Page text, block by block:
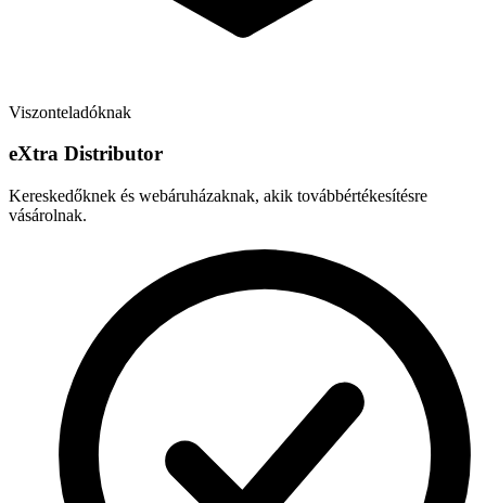
Viszonteladóknak
eXtra Distributor
Kereskedőknek és webáruházaknak, akik továbbértékesítésre
vásárolnak.